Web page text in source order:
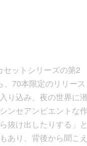
ットシリーズの第2
70本限定のリリース
り込み、夜の世界に
ンセアンビエントな
抜け出したりする」と
あり、背後から聞こえ